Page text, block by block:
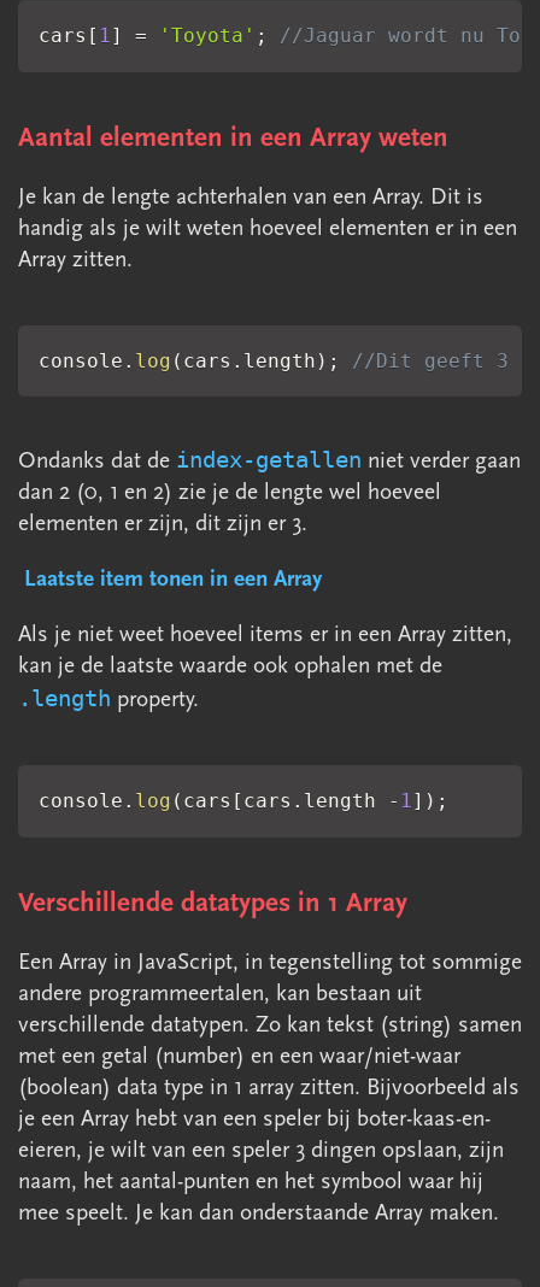
cars 1 = 'Toyota' ; //Jaguar wordt nu
Aantal elementen in een Array weten
Je kan de lengte achterhalen van een Array. Dit is
handig als je wilt weten hoeveel elementen er in een
Array zitten.
console . log ( cars . length ) ; //Dit geeft 3
Ondanks dat de index-getallen niet verder gaan
dan 2 (0, 1 en 2) zie je de lengte wel hoeveel
elementen er zijn, dit zijn er 3.
Laatste item tonen in een Array
Als je niet weet hoeveel items er in een Array zitten,
kan je de laatste waarde ook ophalen met de
.length property.
console . log ( cars cars . length - 1 ) ;
Verschillende datatypes in 1 Array
Een Array in JavaScript, in tegenstelling tot sommige
andere programmeertalen, kan bestaan uit
verschillende datatypen. Zo kan tekst (string) samen
met een getal (number) en een waar/niet-waar
(boolean) data type in 1 array zitten. Bijvoorbeeld als
je een Array hebt van een speler bij boter-kaas-en-
eieren, je wilt van een speler 3 dingen opslaan, zijn
naam, het aantal-punten en het symbool waar hij
mee speelt. Je kan dan onderstaande Array maken.